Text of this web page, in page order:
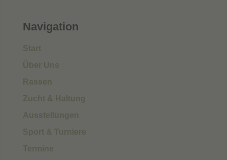
Navigation
Start
Über Uns
Rassen
Zucht & Haltung
Ausstellungen
Sport & Turniere
Termine